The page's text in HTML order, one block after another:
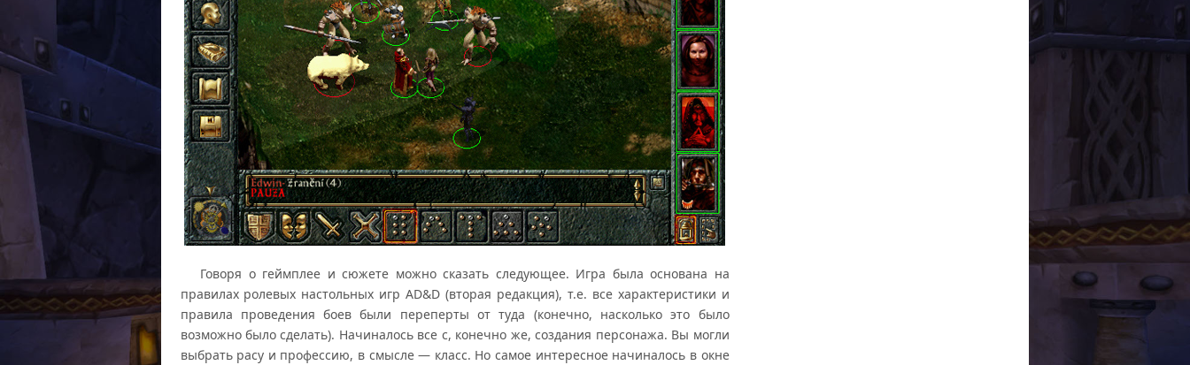
Говоря о геймплее и сюжете можно сказать следующее. Игра была основана на
правилах ролевых настольных игр AD&D (вторая редакция), т.е. все характеристики и
правила проведения боев были переперты от туда (конечно, насколько это было
возможно было сделать). Начиналось все с, конечно же, создания персонажа. Вы могли
выбрать расу и профессию, в смысле — класс. Но самое интересное начиналось в окне